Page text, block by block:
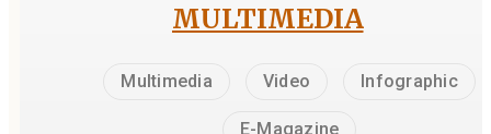
MULTIMEDIA
Multimedia Video Infographic
E-Magazine